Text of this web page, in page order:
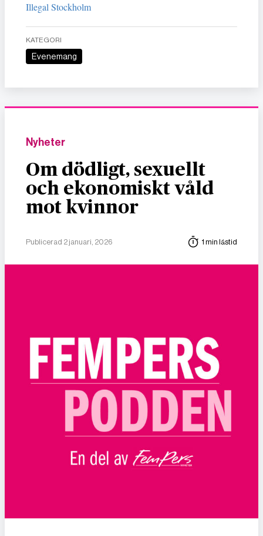
Illegal Stockholm
KATEGORI
Evenemang
Nyheter
Om dödligt, sexuellt
och ekonomiskt våld
mot kvinnor
Publicerad 2 januari, 2026 1 min lästid